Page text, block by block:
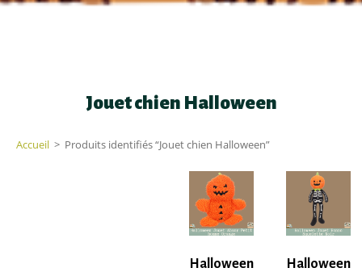
Jouet chien Halloween
Accueil > Produits identifiés “Jouet chien Halloween”
Halloween
Halloween